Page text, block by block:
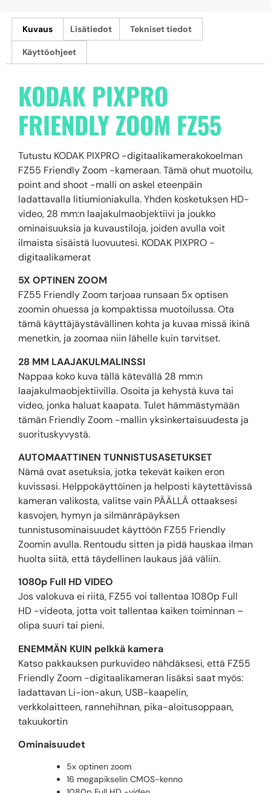
Kuvaus Lisätiedot Tekniset tiedot
Käyttöohjeet
KODAK PIXPRO
FRIENDLY ZOOM FZ55
Tutustu KODAK PIXPRO -digitaalikamerakokoelman
FZ55 Friendly Zoom -kameraan. Tämä ohut muotoilu,
point and shoot -malli on askel eteenpäin
ladattavalla litiumioniakulla. Yhden kosketuksen HD-
video, 28 mm:n laajakulmaobjektiivi ja joukko
ominaisuuksia ja kuvaustiloja, joiden avulla voit
ilmaista sisäistä luovuutesi. KODAK PIXPRO -
digitaalikamerat
5X OPTINEN ZOOM
FZ55 Friendly Zoom tarjoaa runsaan 5x optisen
zoomin ohuessa ja kompaktissa muotoilussa. Ota
tämä käyttäjäystävällinen kohta ja kuvaa missä ikinä
menetkin, ja zoomaa niin lähelle kuin tarvitset.
28 MM LAAJAKULMALINSSI
Nappaa koko kuva tällä kätevällä 28 mm:n
laajakulmaobjektiivilla. Osoita ja kehystä kuva tai
video, jonka haluat kaapata. Tulet hämmästymään
tämän Friendly Zoom -mallin yksinkertaisuudesta ja
suorituskyvystä.
AUTOMAATTINEN TUNNISTUSASETUKSET
Nämä ovat asetuksia, jotka tekevät kaiken eron
kuvissasi. Helppokäyttöinen ja helposti käytettävissä
kameran valikosta, valitse vain PÄÄLLÄ ottaaksesi
kasvojen, hymyn ja silmänräpäyksen
tunnistusominaisuudet käyttöön FZ55 Friendly
Zoomin avulla. Rentoudu sitten ja pidä hauskaa ilman
huolta siitä, että täydellinen laukaus jää väliin.
1080p Full HD VIDEO
Jos valokuva ei riitä, FZ55 voi tallentaa 1080p Full
HD -videota, jotta voit tallentaa kaiken toiminnan –
olipa suuri tai pieni.
ENEMMÄN KUIN pelkkä kamera
Katso pakkauksen purkuvideo nähdäksesi, että FZ55
Friendly Zoom -digitaalikameran lisäksi saat myös:
ladattavan Li-ion-akun, USB-kaapelin,
verkkolaitteen, rannehihnan, pika-aloitusoppaan,
takuukortin
Ominaisuudet
5x optinen zoom
16 megapikselin CMOS-kenno